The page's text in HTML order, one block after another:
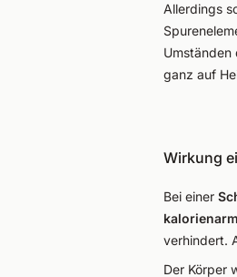
Allerdings
Umständen
ganz auf
Wirkung
Bei einer
verhindert.
Der Körper